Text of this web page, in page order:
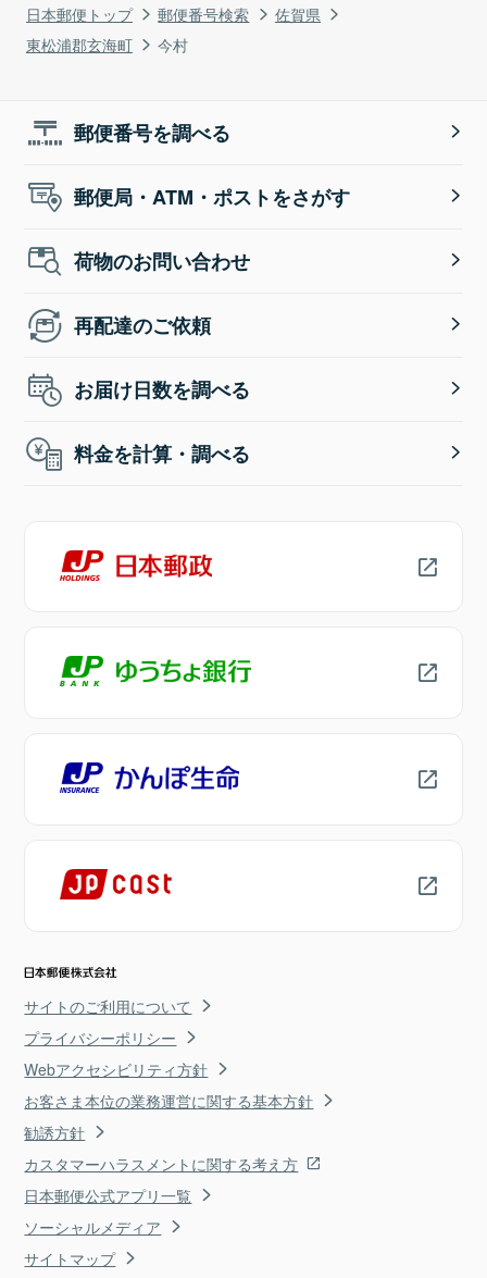
日本郵便トップ 郵便番号検索
佐賀県
東松浦郡玄海町
今村
郵便番号を調べる
郵便局・ATM・ポストをさがす
荷物のお問い合わせ
再配達のご依頼
お届け日数を調べる
料金を計算・調べる
サイトのご利用について
プライバシーポリシー
Webアクセシビリティ方針
お客さま本位の業務運営に関する基本方針
勧誘方針
カスタマーハラスメントに関する考え方
日本郵便公式アプリ一覧
ソーシャルメディア
サイトマップ